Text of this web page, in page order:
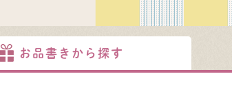
お品書きから探す